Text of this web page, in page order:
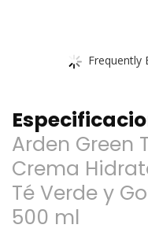
Frequently
Arden Green
Crema
Té Verde y
500 ml